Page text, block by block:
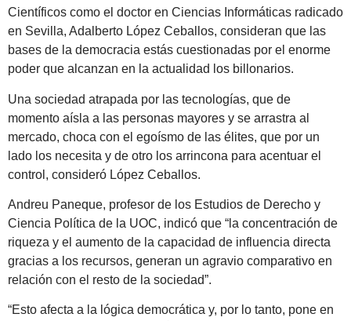
Científicos como el doctor en Ciencias Informáticas radicado
en Sevilla, Adalberto López Ceballos, consideran que las
bases de la democracia estás cuestionadas por el enorme
poder que alcanzan en la actualidad los billonarios.
Una sociedad atrapada por las tecnologías, que de
momento aísla a las personas mayores y se arrastra al
mercado, choca con el egoísmo de las élites, que por un
lado los necesita y de otro los arrincona para acentuar el
control, consideró López Ceballos.
Andreu Paneque, profesor de los Estudios de Derecho y
Ciencia Política de la UOC, indicó que “la concentración de
riqueza y el aumento de la capacidad de influencia directa
gracias a los recursos, generan un agravio comparativo en
relación con el resto de la sociedad”.
“Esto afecta a la lógica democrática y, por lo tanto, pone en